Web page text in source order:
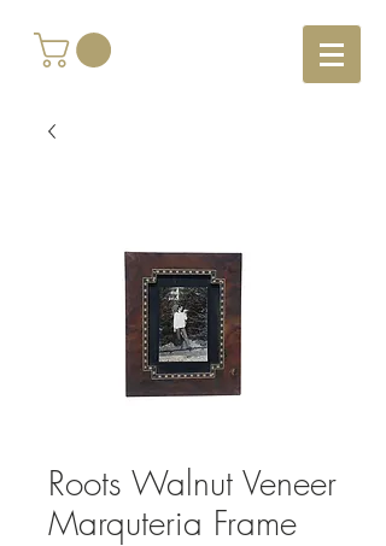
Roots Walnut Veneer
Marquteria Frame